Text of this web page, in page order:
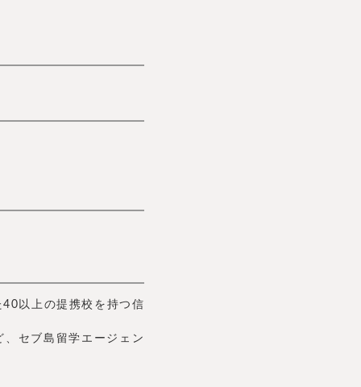
以上の提携校を持つ信
セブ島留学エージェン